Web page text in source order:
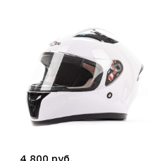
4 800 руб.